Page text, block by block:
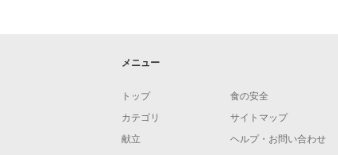
メニュー
トップ
カテゴリ
献立
食の安全
サイトマップ
ヘルプ・お問い合わせ